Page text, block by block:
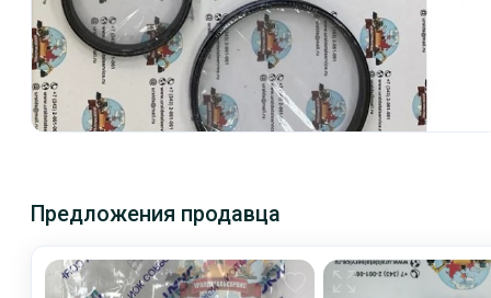
Предложения продавца